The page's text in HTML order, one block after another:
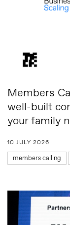
Members
well-built
your family
10 JULY 2026
members calling